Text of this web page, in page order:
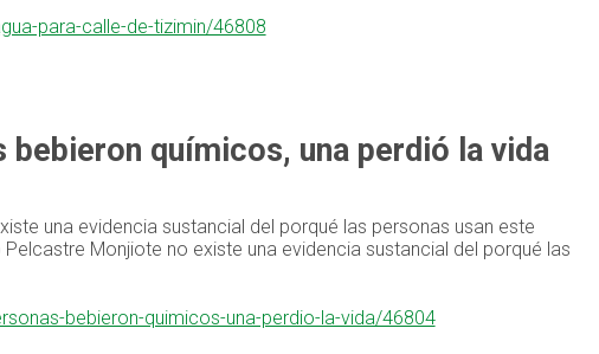
para-calle-de-tizimin/46808
químicos, una perdió la vida
una evidencia sustancial del porqué las personas usan este
Monjiote no existe una evidencia sustancial del porqué las
bebieron-quimicos-una-perdio-la-vida/46804